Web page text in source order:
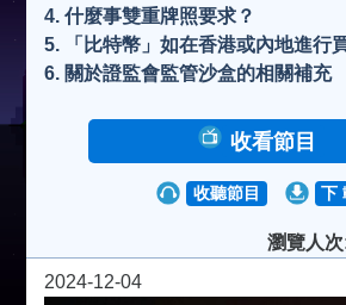
4. 什麼事雙重牌照要求？
5. 「比特幣」如在香港或內地進行
6. 關於證監會監管沙盒的相關補充
收看節目
收聽節目 下
瀏覽人
2024-12-04